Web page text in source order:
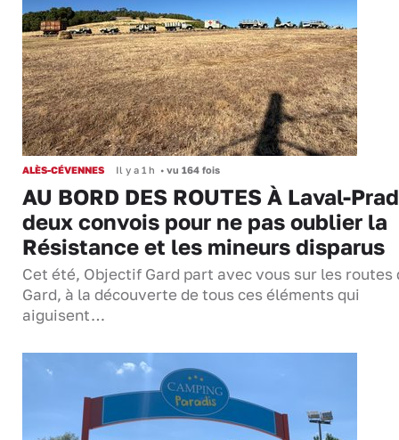
ALÈS-CÉVENNES Il y a 1 h • vu 164 fois
AU BORD DES ROUTES À Laval-
deux convois pour ne pas oublier la
Résistance et les mineurs disparus
Cet été, Objectif Gard part avec vous sur les routes
Gard, à la découverte de tous ces éléments qui
aiguisent…